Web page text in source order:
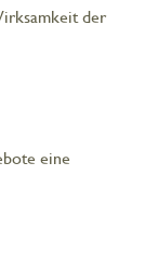
der
eine